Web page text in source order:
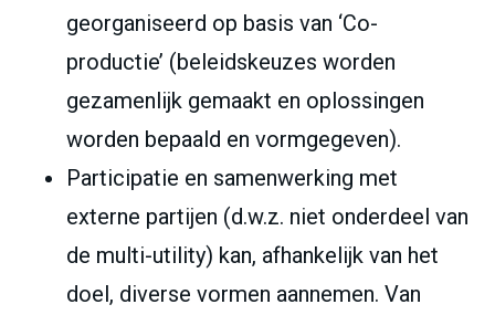
georganiseerd op basis van ‘Co-
productie’ (beleidskeuzes worden
gezamenlijk gemaakt en oplossingen
worden bepaald en vormgegeven).
Participatie en samenwerking met
externe partijen (d.w.z. niet onderdeel van
de multi-utility) kan, afhankelijk van het
doel, diverse vormen aannemen. Van